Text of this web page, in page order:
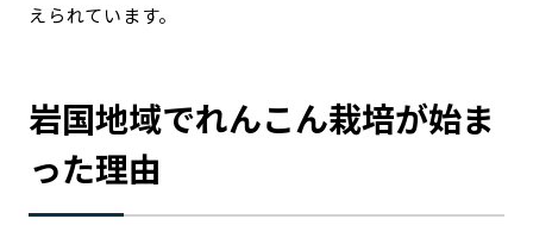
えられています。
岩国地域でれんこん栽培が始ま
った理由